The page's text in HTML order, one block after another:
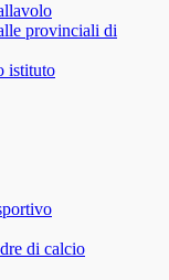
provinciali di
istituto
di calcio